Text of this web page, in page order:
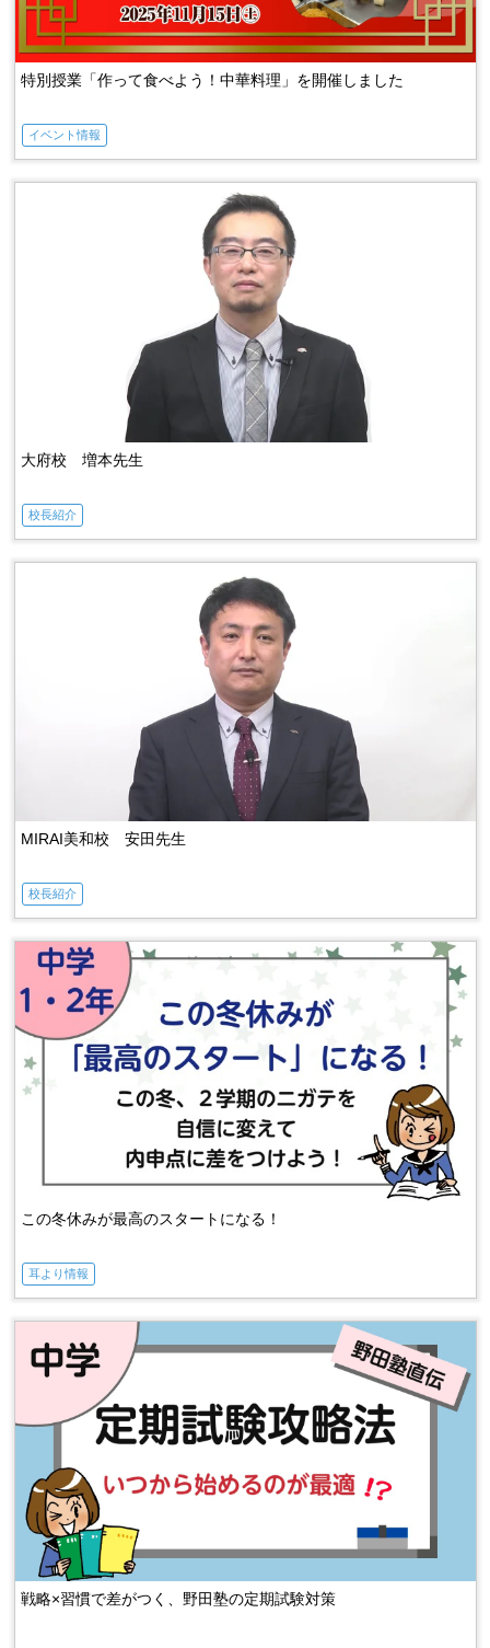
イベント情報
特別授業「作って食べよう！中華料理」を開催しました
校長紹介
大府校 増本先生
校長紹介
MIRAI美和校 安田先生
耳より情報
この冬休みが最高のスタートになる！
戦略×習慣で差がつく、野田塾の定期試験対策